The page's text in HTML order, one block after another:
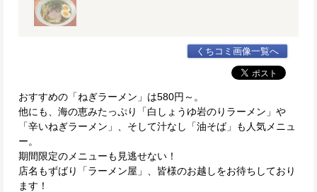
くちコミ画像一覧へ
おすすめの「ねぎラーメン」は580円～。
他にも、海の恵みたっぷり「白しょうゆ岩のりラーメン」や
「辛いねぎラーメン」、そして汁なし「油そば」も人気メニュ
ー。
期間限定のメニューも見逃せない！
店名もずばり「ラーメン屋」、皆様のお越しをお待ちしており
ます！